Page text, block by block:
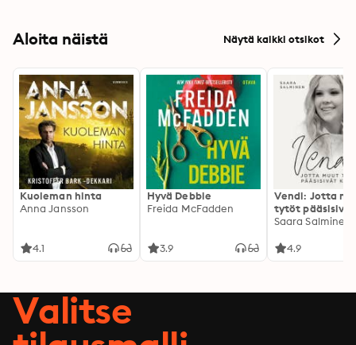
Aloita näistä Näytä kaikki otsikot
Kuoleman hinta
Anna Jansson
4.1
Hyvä Debbie
Freida McFadden
3.9
Vendi: Jotta
tytöt pääsisivät
kotiin
Saara Salminen
4.9
Valitse